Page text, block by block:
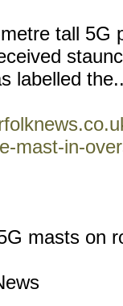
tall 5G
labelled
mast-in-
masts on